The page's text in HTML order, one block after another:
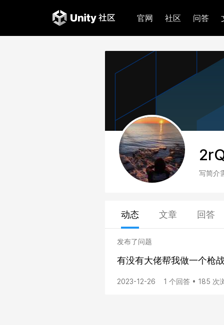
官网 社区 问答
写简介
动态 文章 回答
发布了问题
有没有大佬帮我做一个枪
2023-12-26 1 个回答 • 185 次